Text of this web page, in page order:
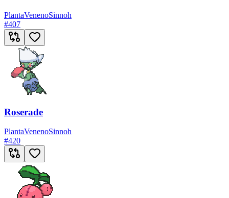
PlantaVenenoSinnoh
#407
Roserade
PlantaVenenoSinnoh
#420